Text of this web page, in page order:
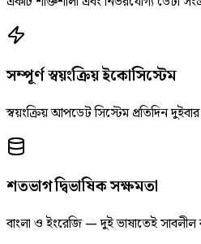
সম্পূর্ণ স্বয়ংক্রিয় ইকোসিস্টেম
স্বয়ংক্রিয় আপডেট সিস্টেম প্রতিদিন
শতভাগ দ্বিভাষিক সক্ষমতা
বাংলা ও ইংরেজি — দুই ভাষাতেই